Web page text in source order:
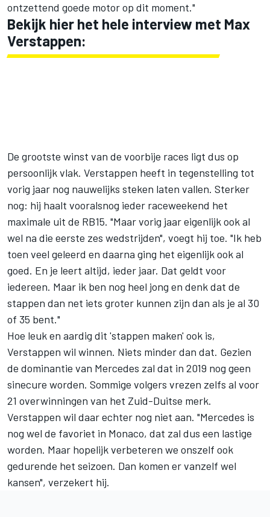
ontzettend goede motor op dit moment."
Bekijk hier het hele interview met Max
Verstappen:
De grootste winst van de voorbije races ligt dus op
persoonlijk vlak. Verstappen heeft in tegenstelling tot
vorig jaar nog nauwelijks steken laten vallen. Sterker
nog: hij haalt vooralsnog ieder raceweekend het
maximale uit de RB15. "Maar vorig jaar eigenlijk ook al
wel na die eerste zes wedstrijden", voegt hij toe. "Ik heb
toen veel geleerd en daarna ging het eigenlijk ook al
goed. En je leert altijd, ieder jaar. Dat geldt voor
iedereen. Maar ik ben nog heel jong en denk dat de
stappen dan net iets groter kunnen zijn dan als je al 30
of 35 bent."
Hoe leuk en aardig dit 'stappen maken' ook is,
Verstappen wil winnen. Niets minder dan dat. Gezien
de dominantie van Mercedes zal dat in 2019 nog geen
sinecure worden. Sommige volgers vrezen zelfs al voor
21 overwinningen van het Zuid-Duitse merk.
Verstappen wil daar echter nog niet aan. "Mercedes is
nog wel de favoriet in Monaco, dat zal dus een lastige
worden. Maar hopelijk verbeteren we onszelf ook
gedurende het seizoen. Dan komen er vanzelf wel
kansen", verzekert hij.